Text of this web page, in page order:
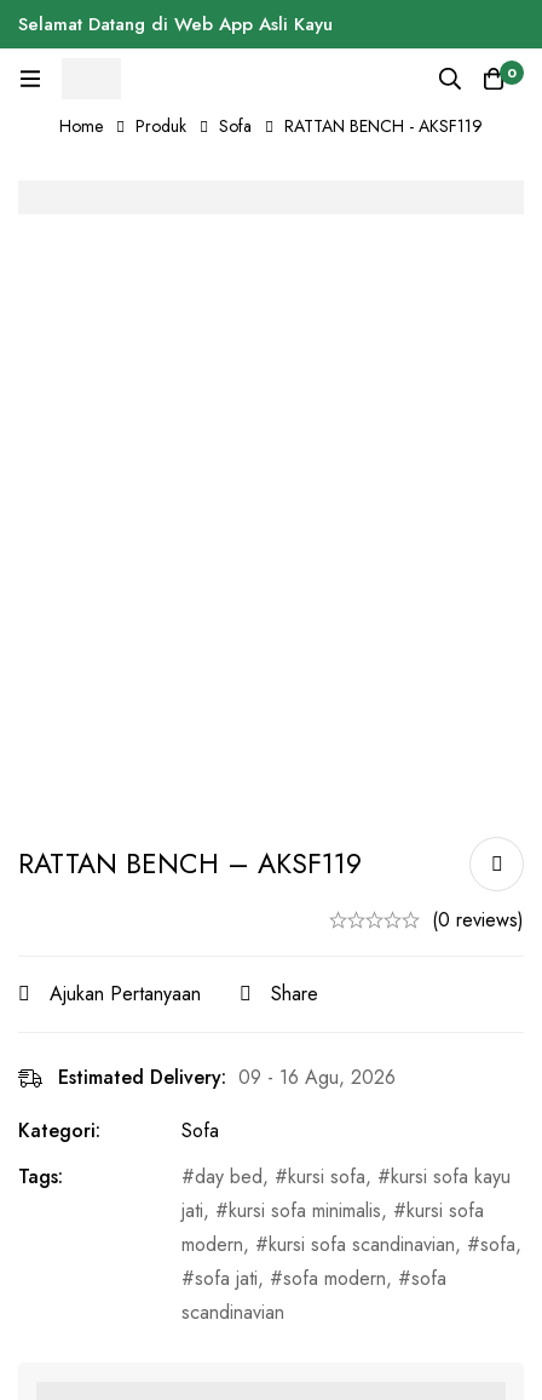
Selamat Datang di Web App Asli Kayu
0
Home Produk Sofa RATTAN BENCH - AKSF119
RATTAN BENCH – AKSF119
(0 reviews)
Ajukan Pertanyaan Share
Estimated Delivery: 09 - 16 Agu, 2026
Kategori:
Sofa
Tags:
day bed, kursi sofa,
kursi sofa kayu
jati, kursi sofa minimalis,
kursi sofa
modern, kursi sofa scandinavian, sofa,
sofa jati, sofa modern,
sofa
scandinavian